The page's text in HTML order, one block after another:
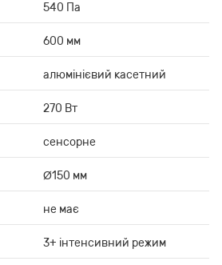
540 Па
600 мм
алюмінієвий касетний
270 Вт
сенсорне
Ø150 мм
не має
3+ інтенсивний режим